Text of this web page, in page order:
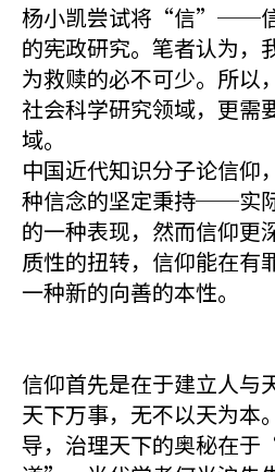
杨小凯尝试将“信”──
的宪政研究。笔者认为，
为救赎的必不可少。所以
社会科学研究领域，更需
域。
中国近代知识分子论信仰
种信念的坚定秉持──实
的一种表现，然而信仰更
质性的扭转，信仰能在有
一种新的向善的本性。
信仰首先是在于建立人与
天下万事，无不以天为本
导，治理天下的奥秘在